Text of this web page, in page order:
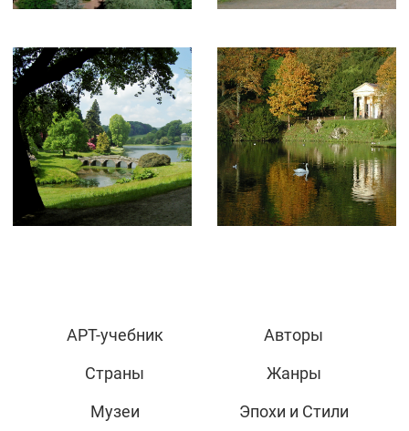
АРТ-учебник
Авторы
Страны
Жанры
Музеи
Эпохи и Стили